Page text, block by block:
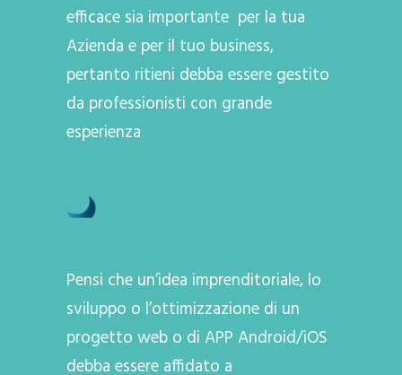
efficace sia importante per la tua
Azienda e per il tuo business,
pertanto ritieni debba essere gestito
da professionisti con grande
esperienza
Pensi che un’idea imprenditoriale, lo
sviluppo o l’ottimizzazione di un
progetto web o di APP Android/iOS
debba essere affidato a